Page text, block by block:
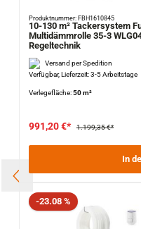
Produktnummer: FBH1610845
10-130 m² Tackersystem
Multidämmrolle 35-3
Regeltechnik
Versand per Spedition
Verfügbar, Lieferzeit: 3-5 Arbeitstage
Verlegefläche:50 m²
991,20 €* 1.199,35 €*
In
Rabatt
-23.08 %